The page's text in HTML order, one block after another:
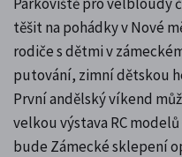
těšit na pohádky v Nové
rodiče s dětmi v
putování, zimní dětskou
První andělský víkend
velkou výstava RC
bude Zámecké sklepení